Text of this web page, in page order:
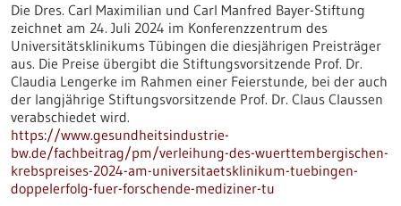
Die Dres. Carl Maximilian und Carl Manfred Bayer-Stiftung
zeichnet am 24. Juli 2024 im Konferenzzentrum des
Universitätsklinikums Tübingen die diesjährigen Preisträger
aus. Die Preise übergibt die Stiftungsvorsitzende Prof. Dr.
Claudia Lengerke im Rahmen einer Feierstunde, bei der auch
der langjährige Stiftungsvorsitzende Prof. Dr. Claus Claussen
verabschiedet wird.
https://www.gesundheitsindustrie-
bw.de/fachbeitrag/pm/verleihung-des-wuerttembergischen-
krebspreises-2024-am-universitaetsklinikum-tuebingen-
doppelerfolg-fuer-forschende-mediziner-tu